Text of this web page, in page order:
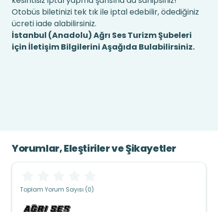
Otobüs biletinizi tek tık ile iptal edebilir, ödediğiniz
ücreti iade alabilirsiniz.
İstanbul (Anadolu) Ağrı Ses Turizm Şubeleri
için İletişim Bilgilerini Aşağıda Bulabilirsiniz.
Yorumlar, Eleştiriler ve Şikayetler
Toplam Yorum Sayısı (0)